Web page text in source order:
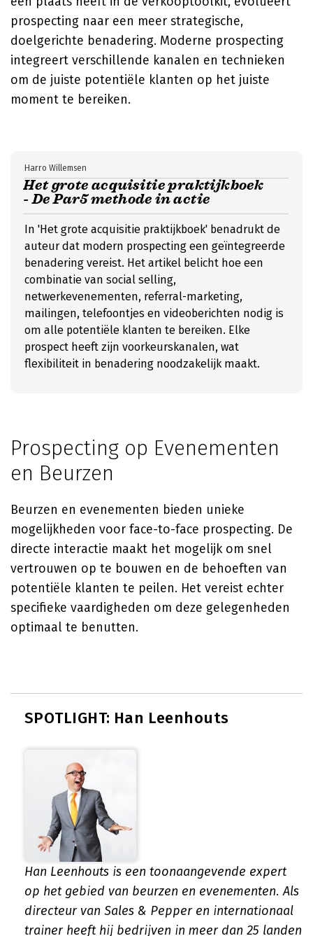
prospecting naar een meer strategische,
doelgerichte benadering. Moderne prospecting
integreert verschillende kanalen en technieken
om de juiste potentiële klanten op het juiste
moment te bereiken.
Het grote acquisitie praktijkboek
- De Par5 methode in actie
Harro Willemsen
In 'Het grote acquisitie praktijkboek' benadrukt de
auteur dat modern prospecting een geïntegreerde
benadering vereist. Het artikel belicht hoe een
combinatie van social selling,
netwerkevenementen, referral-marketing,
mailingen, telefoontjes en videoberichten nodig is
om alle potentiële klanten te bereiken. Elke
prospect heeft zijn voorkeurskanalen, wat
flexibiliteit in benadering noodzakelijk maakt.
Prospecting op Evenementen
en Beurzen
Beurzen en evenementen bieden unieke
mogelijkheden voor face-to-face prospecting. De
directe interactie maakt het mogelijk om snel
vertrouwen op te bouwen en de behoeften van
potentiële klanten te peilen. Het vereist echter
specifieke vaardigheden om deze gelegenheden
optimaal te benutten.
SPOTLIGHT: Han Leenhouts
Han Leenhouts is een toonaangevende expert
op het gebied van beurzen en evenementen. Als
directeur van Sales & Pepper en internationaal
trainer heeft hij bedrijven in meer dan 25 landen